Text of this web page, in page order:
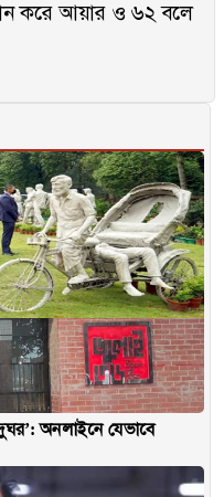
করে আয়ার ও ৬২ বলে
অনলাইনে যেভাবে